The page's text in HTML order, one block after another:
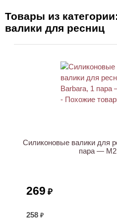
Товары из
валики для ресниц
Силиконовые валики для
пара — M2
269 ₽
258 ₽